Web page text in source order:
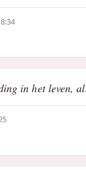
in het leven,